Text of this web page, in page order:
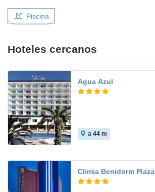
Piscina
Hoteles cercanos
Agua Azul
a 44 m
Climia Benidorm Plaza